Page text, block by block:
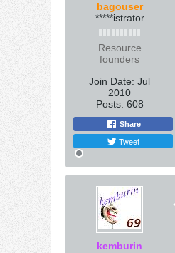
bagouser
*****istrator
Resource
founders
Join Date: Jul
2010
Posts: 608
Share
Tweet
kemburin